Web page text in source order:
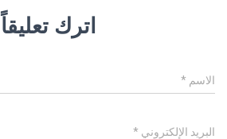
اترك تعليقاً
الاسم *
البريد الإلكتروني *